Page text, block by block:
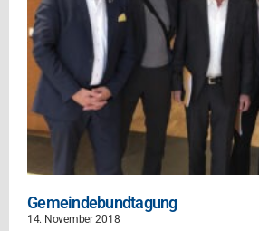
Gemeindebundtagung
14. November 2018